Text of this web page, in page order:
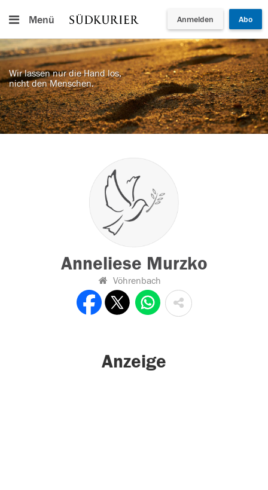
Menü Anmelden Abo
Wir lassen nur die Hand los,
nicht den Menschen.
Anneliese Murzko
Vöhrenbach
Anzeige